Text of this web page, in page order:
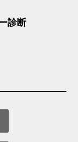
診断